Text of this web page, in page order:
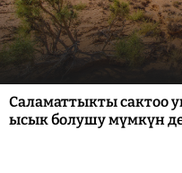
Саламаттыкты сактоо
ысык болушу мүмкүн